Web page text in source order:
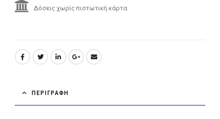
Δόσεις χωρίς πιστωτική κάρτα
ΠΕΡΙΓΡΑΦΉ